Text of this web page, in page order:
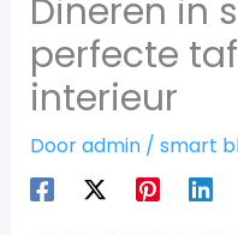
Dineren in
perfecte
interieur
Dooradmin / smart